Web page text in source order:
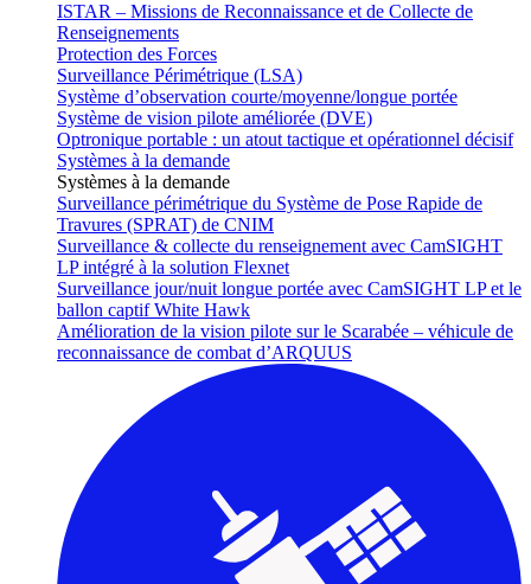
ISTAR – Missions de Reconnaissance et de Collecte de
Renseignements
Protection des Forces
Surveillance Périmétrique (LSA)
Système d’observation courte/moyenne/longue portée
Système de vision pilote améliorée (DVE)
Optronique portable : un atout tactique et opérationnel décisif
Systèmes à la demande
Systèmes à la demande
Surveillance périmétrique du Système de Pose Rapide de
Travures (SPRAT) de CNIM
Surveillance & collecte du renseignement avec CamSIGHT
LP intégré à la solution Flexnet
Surveillance jour/nuit longue portée avec CamSIGHT LP et le
ballon captif White Hawk
Amélioration de la vision pilote sur le Scarabée – véhicule de
reconnaissance de combat d’ARQUUS